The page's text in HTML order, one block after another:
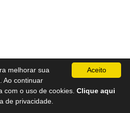
Aceito
melhorar sua
Ao continuar
com o uso de cookies. Clique aqui
de privacidade.